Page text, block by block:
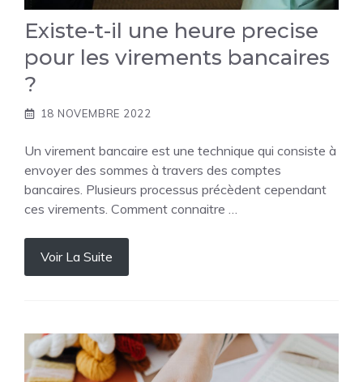
Existe-t-il une heure precise
pour les virements bancaires
?
18 NOVEMBRE 2022
Un virement bancaire est une technique qui consiste à
envoyer des sommes à travers des comptes
bancaires. Plusieurs processus précèdent cependant
ces virements. Comment connaitre …
Voir La Suite